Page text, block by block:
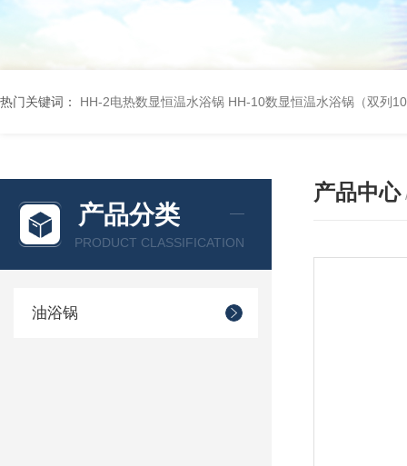
热门关键词： HH-2电热数显恒温水浴锅 HH-10数显恒温水浴锅（双列
产品分类
PRODUCT CLASSIFICATION
油浴锅
产品中心